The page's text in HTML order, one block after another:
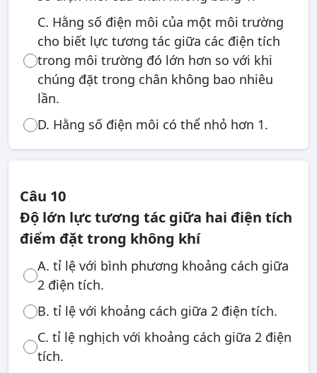
C. Hằng số điện môi của một môi trường
cho biết lực tương tác giữa các điện tích
trong môi trường đó lớn hơn so với khi
chúng đặt trong chân không bao nhiêu
lần.
D. Hằng số điện môi có thể nhỏ hơn 1.
Câu 10
Độ lớn lực tương tác giữa hai điện tích
điểm đặt trong không khí
A. tỉ lệ với bình phương khoảng cách giữa
2 điện tích.
B. tỉ lệ với khoảng cách giữa 2 điện tích.
C. tỉ lệ nghịch với khoảng cách giữa 2 điện
tích.